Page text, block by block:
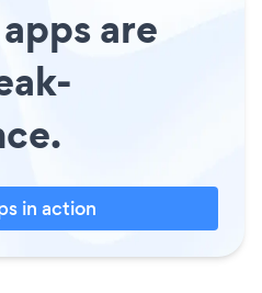
are
in action